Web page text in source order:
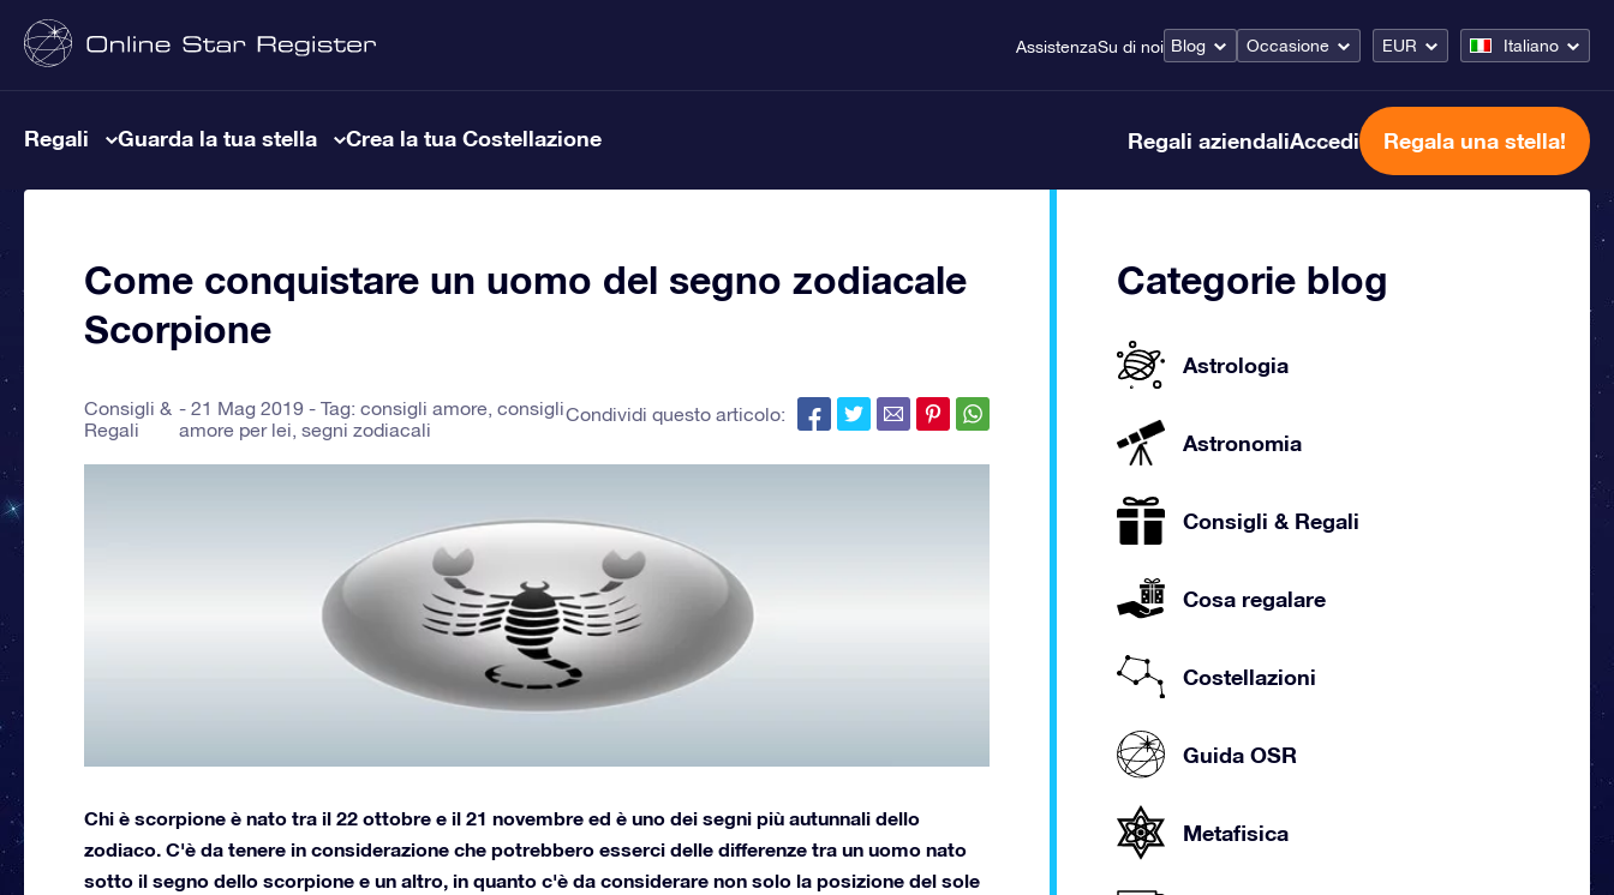
AssistenzaSu di noi Blog Occasione EUR Italiano
Regali Guarda la tua stella Crea la tua Costellazione Regali aziendaliAccedi Regala una stella!
Come conquistare un uomo del segno zodiacale
Scorpione
Consigli &
Regali
21 Mag 2019 - Tag:consigli amore,consigli
amore per lei,segni zodiacali
Condividi questo articolo:
Chi è scorpione è nato tra il 22 ottobre e il 21 novembre ed è uno dei segni più autunnali dello
zodiaco. C'è da tenere in considerazione che potrebbero esserci delle differenze tra un uomo nato
sotto il segno dello scorpione e un altro, in quanto c'è da considerare non solo la posizione del sole
Categorie blog
Astrologia
Astronomia
Consigli & Regali
Cosa regalare
Costellazioni
Guida OSR
Metafisica